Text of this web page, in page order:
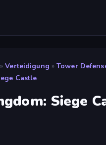
» Verteidigung » Tower
Castle
Siege